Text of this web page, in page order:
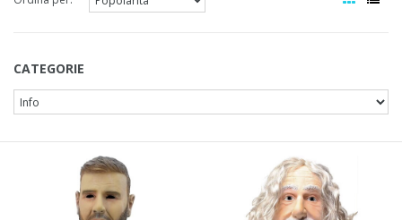
CATEGORIE